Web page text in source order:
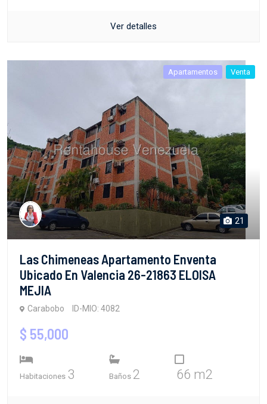
Ver detalles
Apartamentos Venta
21
Las Chimeneas Apartamento Enventa
Ubicado En Valencia 26-21863 ELOISA
MEJIA
Carabobo ID-MIO: 4082
$ 55,000
Habitaciones 3 Baños 2 66 m2